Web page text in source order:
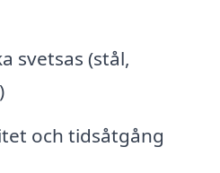
svetsas (stål,
och tidsåtgång